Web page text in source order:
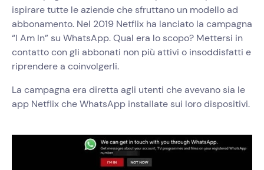
ispirare tutte le aziende che sfruttano un modello ad
abbonamento. Nel 2019 Netflix ha lanciato la campagna
“I Am In” su WhatsApp. Qual era lo scopo? Mettersi in
contatto con gli abbonati non più attivi o insoddisfatti e
riprendere a coinvolgerli.
La campagna era diretta agli utenti che avevano sia le
app Netflix che WhatsApp installate sui loro dispositivi.